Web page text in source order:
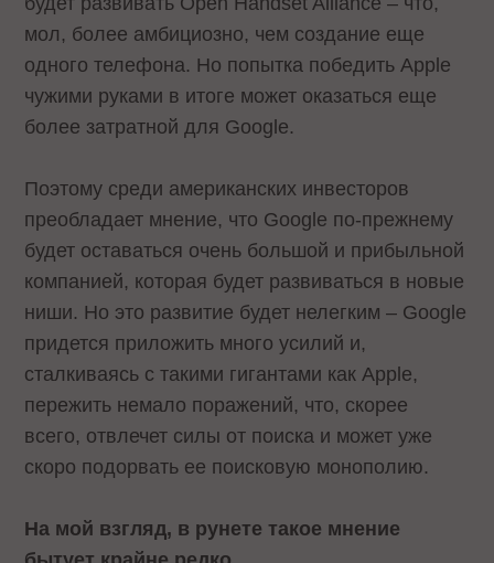
мол, более амбициозно, чем создание еще
одного телефона. Но попытка победить Apple
чужими руками в итоге может оказаться еще
более затратной для Google.
Поэтому среди американских инвесторов
преобладает мнение, что Google по-прежнему
будет оставаться очень большой и прибыльной
компанией, которая будет развиваться в новые
ниши. Но это развитие будет нелегким – Google
придется приложить много усилий и,
сталкиваясь с такими гигантами как Apple,
пережить немало поражений, что, скорее
всего, отвлечет силы от поиска и может уже
скоро подорвать ее поисковую монополию.
На мой взгляд, в рунете такое мнение